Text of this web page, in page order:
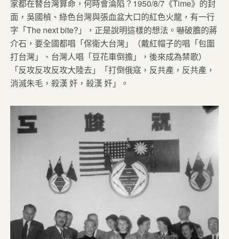
家都在替台灣算命，何時會淪陷？1950/8/7《Time》的封
面，吳國楨、綠色台灣與張血盆大口的紅色火龍，有一行
字「The next bite?」，正是說明這樣的想法。嚇破膽的蔣
介石，要全國都唱「保衛大台灣」（戴紅帽子的唱「包圍
打台灣」、台灣人唱「豆花車倒擔」，後來成為禁歌）
「反攻反攻反攻大陸去」「打倒俄寇，反共產，反共產，
消滅朱毛，殺漢 奸，殺漢 奸」。